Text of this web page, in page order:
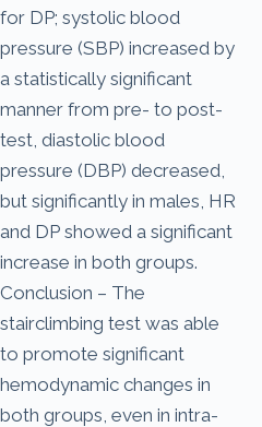
for DP; systolic blood
pressure (SBP) increased by
a statistically significant
manner from pre- to post-
test, diastolic blood
pressure (DBP) decreased,
but significantly in males, HR
and DP showed a significant
increase in both groups.
Conclusion – The
stairclimbing test was able
to promote significant
hemodynamic changes in
both groups, even in intra-